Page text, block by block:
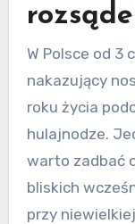
W Polsce od 3
nakazujący
roku życia
hulajnodze.
warto zadbać
bliskich
przy